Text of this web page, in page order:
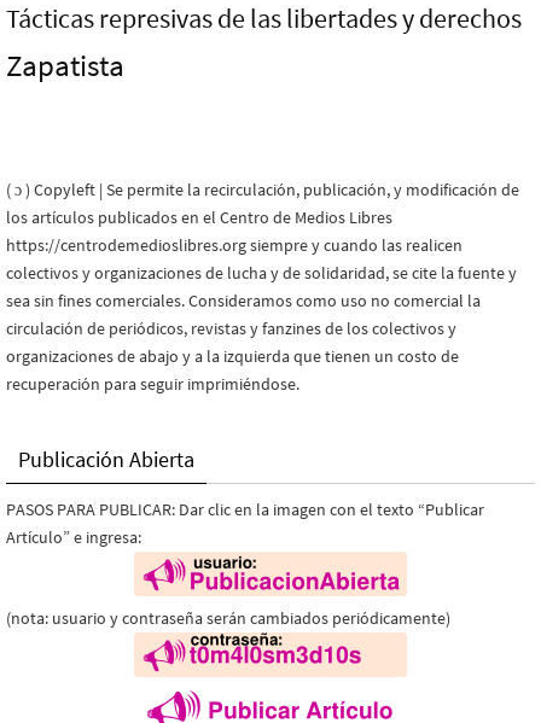
Tácticas represivas de las libertades y derechos
Zapatista
( ɔ ) Copyleft | Se permite la recirculación, publicación, y modificación de
los artículos publicados en el Centro de Medios Libres
https://centrodemedioslibres.org siempre y cuando las realicen
colectivos y organizaciones de lucha y de solidaridad, se cite la fuente y
sea sin fines comerciales. Consideramos como uso no comercial la
circulación de periódicos, revistas y fanzines de los colectivos y
organizaciones de abajo y a la izquierda que tienen un costo de
recuperación para seguir imprimiéndose.
Publicación Abierta
PASOS PARA PUBLICAR: Dar clic en la imagen con el texto “Publicar
Artículo” e ingresa:
(nota: usuario y contraseña serán cambiados periódicamente)